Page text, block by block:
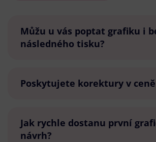
Můžu u vás poptat grafiku i
následného tisku?
Poskytujete korektury v
Jak rychle dostanu první
návrh?